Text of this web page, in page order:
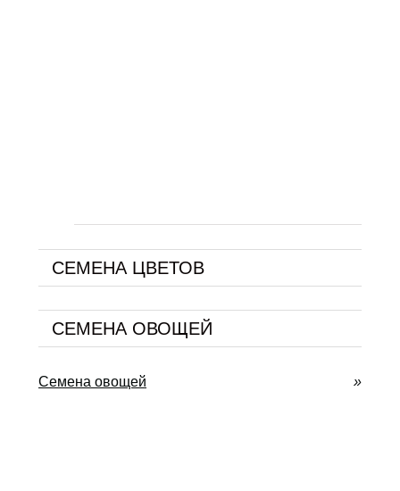
СЕМЕНА ЦВЕТОВ
СЕМЕНА ОВОЩЕЙ
Семена овощей »